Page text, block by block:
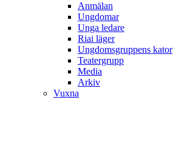
Anmälan
Ungdomar
Unga ledare
Riai läger
Ungdomsgruppens kator
Teatergrupp
Media
Arkiv
Vuxna